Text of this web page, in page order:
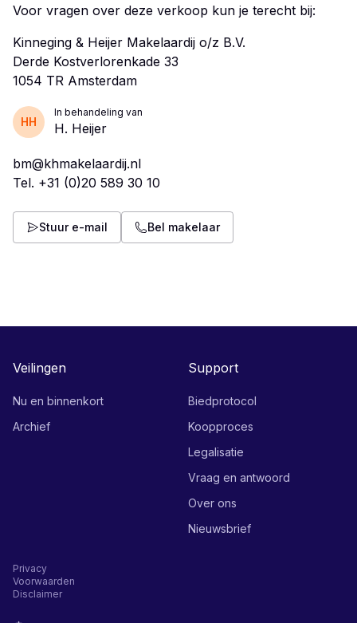
Voor vragen over deze verkoop kun je terecht bij:
Kinneging & Heijer Makelaardij o/z B.V.
Derde Kostverlorenkade 33
HH
In behandeling van
H. Heijer
bm@khmakelaardij.nl
Tel. +31 (0)20 589 30 10
Stuur e-mail Bel makelaar
Veilingen
Nu en binnenkort
Archief
Support
Biedprotocol
Koopproces
Legalisatie
Vraag en antwoord
Over ons
Nieuwsbrief
Privacy
Voorwaarden
Disclaimer